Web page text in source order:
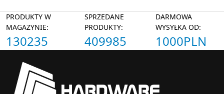
PRODUKTY W
MAGAZYNIE:
130235
SPRZEDANE
PRODUKTY:
409985
DARMOWA
WYSYŁKA OD:
1000PLN